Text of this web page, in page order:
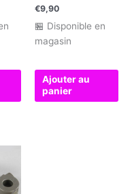
€9,90
🏪 Disponible en
magasin
Ajouter au
panier